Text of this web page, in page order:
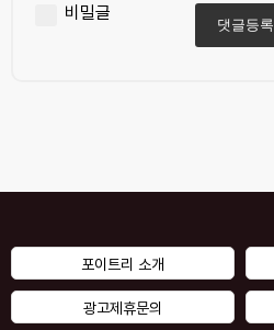
비밀글
댓글등록
포이트리 소개
광고제휴문의